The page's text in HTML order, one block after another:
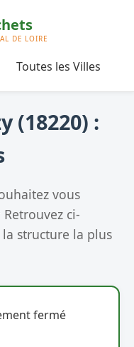
Toutes les Villes
(18220) :
vous
ci-
structure la plus
fermé